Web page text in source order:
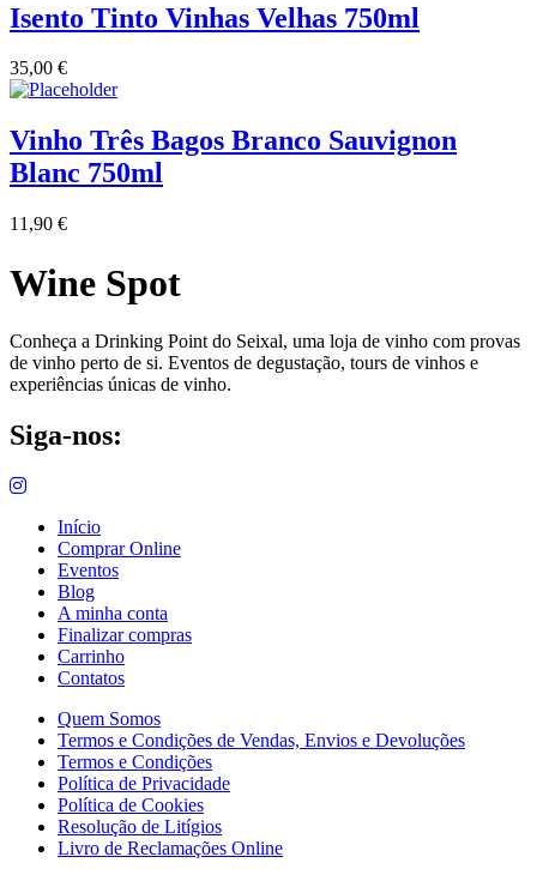
Isento Tinto Vinhas Velhas 750ml
35,00 €
Vinho Três Bagos Branco Sauvignon
Blanc 750ml
11,90 €
Wine Spot
Conheça a Drinking Point do Seixal, uma loja de vinho com provas
de vinho perto de si. Eventos de degustação, tours de vinhos e
experiências únicas de vinho.
Siga-nos:
Início
Comprar Online
Eventos
Blog
A minha conta
Finalizar compras
Carrinho
Contatos
Quem Somos
Termos e Condições de Vendas, Envios e Devoluções
Termos e Condições
Política de Privacidade
Política de Cookies
Resolução de Litígios
Livro de Reclamações Online